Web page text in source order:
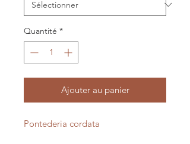
Quantité *
Ajouter au panier
Pontederia cordata